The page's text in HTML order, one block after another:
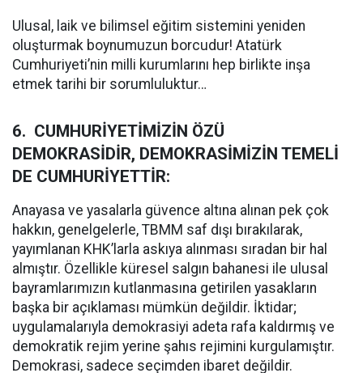
Ulusal, laik ve bilimsel eğitim sistemini yeniden
oluşturmak boynumuzun borcudur! Atatürk
Cumhuriyeti’nin milli kurumlarını hep birlikte inşa
etmek tarihi bir sorumluluktur…
6. CUMHURİYETİMİZİN ÖZÜ
DEMOKRASİDİR, DEMOKRASİMİZİN TEMELİ
DE CUMHURİYETTİR:
Anayasa ve yasalarla güvence altına alınan pek çok
hakkın, genelgelerle, TBMM saf dışı bırakılarak,
yayımlanan KHK’larla askıya alınması sıradan bir hal
almıştır. Özellikle küresel salgın bahanesi ile ulusal
bayramlarımızın kutlanmasına getirilen yasakların
başka bir açıklaması mümkün değildir. İktidar;
uygulamalarıyla demokrasiyi adeta rafa kaldırmış ve
demokratik rejim yerine şahıs rejimini kurgulamıştır.
Demokrasi, sadece seçimden ibaret değildir.